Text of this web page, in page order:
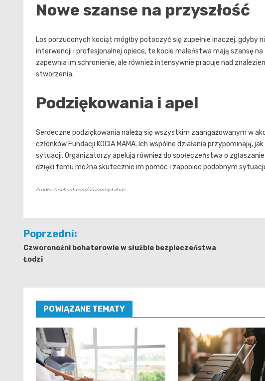
Nowe szanse na przyszłość
Los porzuconych kociąt mógłby potoczyć się zupełnie inaczej, gdyby
interwencji i profesjonalnej opiece, te kocie maleństwa mają szansę na
zapewnia im schronienie, ale również intensywnie pracuje nad
stworzenia.
Podziękowania i apel
Serdeczne podziękowania należą się wszystkim zaangażowanym w
członków Fundacji KOCIA MAMA. Ich wspólne działania przypominają,
sytuacji. Organizatorzy apelują również do społeczeństwa o
dzięki temu można skutecznie im pomóc i zapobiec podobnym
Źródło: facebook.com/strazmiejskalodz
Nawigacja
wpisu
Poprzedni:
Czworonożni bohaterowie w służbie bezpieczeństwa
Łodzi
POWIĄZANE TEMATY